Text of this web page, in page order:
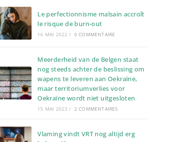
Le perfectionnisme malsain accroît
le risque de burn-out
16 MAI 2022 / 0 COMMENTAIRE
Meerderheid van de Belgen staat
nog steeds achter de beslissing om
wapens te leveren aan Oekraïne,
maar territoriumverlies voor
Oekraïne wordt niet uitgesloten
15 MAI 2023 / 2 COMMENTAIRES
Vlaming vindt VRT nog altijd erg